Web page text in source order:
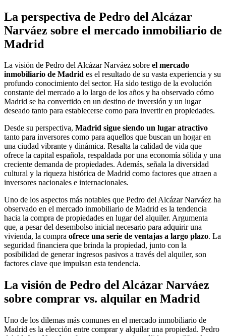
La perspectiva de Pedro del Alcázar
Narváez sobre el mercado inmobiliario de
Madrid
La visión de Pedro del Alcázar Narváez sobre el mercado
inmobiliario de Madrid es el resultado de su vasta experiencia y su
profundo conocimiento del sector. Ha sido testigo de la evolución
constante del mercado a lo largo de los años y ha observado cómo
Madrid se ha convertido en un destino de inversión y un lugar
deseado tanto para establecerse como para invertir en propiedades.
Desde su perspectiva, Madrid sigue siendo un lugar atractivo
tanto para inversores como para aquellos que buscan un hogar en
una ciudad vibrante y dinámica. Resalta la calidad de vida que
ofrece la capital española, respaldada por una economía sólida y una
creciente demanda de propiedades. Además, señala la diversidad
cultural y la riqueza histórica de Madrid como factores que atraen a
inversores nacionales e internacionales.
Uno de los aspectos más notables que Pedro del Alcázar Narváez ha
observado en el mercado inmobiliario de Madrid es la tendencia
hacia la compra de propiedades en lugar del alquiler. Argumenta
que, a pesar del desembolso inicial necesario para adquirir una
vivienda, la compra ofrece una serie de ventajas a largo plazo. La
seguridad financiera que brinda la propiedad, junto con la
posibilidad de generar ingresos pasivos a través del alquiler, son
factores clave que impulsan esta tendencia.
La visión de Pedro del Alcázar Narváez
sobre comprar vs. alquilar en Madrid
Uno de los dilemas más comunes en el mercado inmobiliario de
Madrid es la elección entre comprar y alquilar una propiedad. Pedro